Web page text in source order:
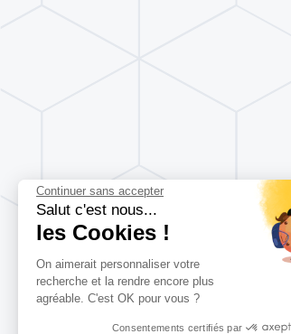
Continuer sans accepter
Salut c'est nous...
les Cookies !
On aimerait personnaliser votre
recherche et la rendre encore plus
agréable. C'est OK pour vous ?
Consentements certifiés par